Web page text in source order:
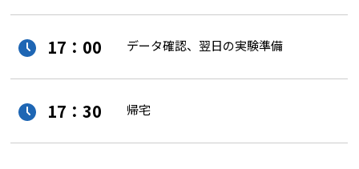
17：00 データ確認、翌日の実験準備
17：30 帰宅